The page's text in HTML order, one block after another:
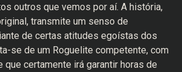
outros que vemos por aí. A história,
transmite um senso de
de certas atitudes egoístas dos
se de um Roguelite competente, com
que certamente irá garantir horas de